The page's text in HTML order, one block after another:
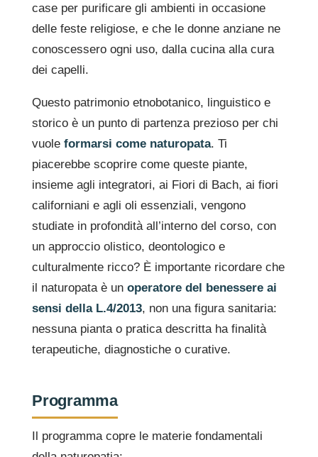
case per purificare gli ambienti in occasione
delle feste religiose, e che le donne anziane ne
conoscessero ogni uso, dalla cucina alla cura
dei capelli.
Questo patrimonio etnobotanico, linguistico e
storico è un punto di partenza prezioso per chi
vuole formarsi come naturopata. Ti
piacerebbe scoprire come queste piante,
insieme agli integratori, ai Fiori di Bach, ai fiori
californiani e agli oli essenziali, vengono
studiate in profondità all’interno del corso, con
un approccio olistico, deontologico e
culturalmente ricco? È importante ricordare che
il naturopata è un operatore del benessere ai
sensi della L.4/2013, non una figura sanitaria:
nessuna pianta o pratica descritta ha finalità
terapeutiche, diagnostiche o curative.
Programma
Il programma copre le materie fondamentali